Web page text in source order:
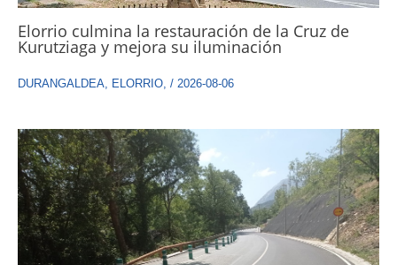
Elorrio culmina la restauración de la Cruz de
Kurutziaga y mejora su iluminación
DURANGALDEA, ELORRIO, / 2026-08-06